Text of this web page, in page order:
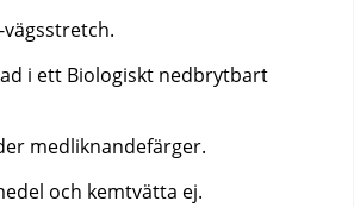
i ett Biologiskt nedbrytbart
medliknandefärger.
och kemtvätta ej.